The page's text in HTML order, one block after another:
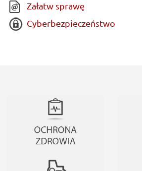
Załatw sprawę
Cyberbezpieczeństwo